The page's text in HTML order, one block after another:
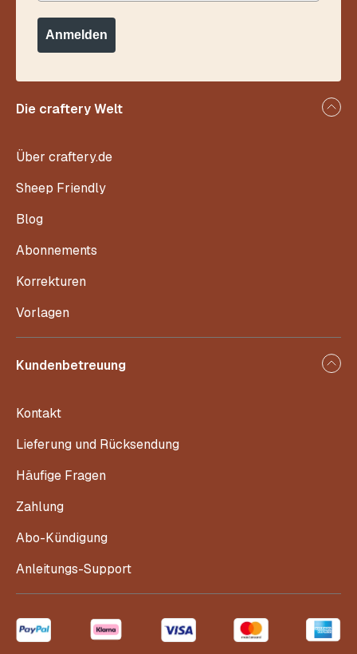
Die craftery Welt
Über craftery.de
Sheep Friendly
Blog
Abonnements
Korrekturen
Vorlagen
Kundenbetreuung
Kontakt
Lieferung und Rücksendung
Häufige Fragen
Zahlung
Abo-Kündigung
Anleitungs-Support
Anmelden